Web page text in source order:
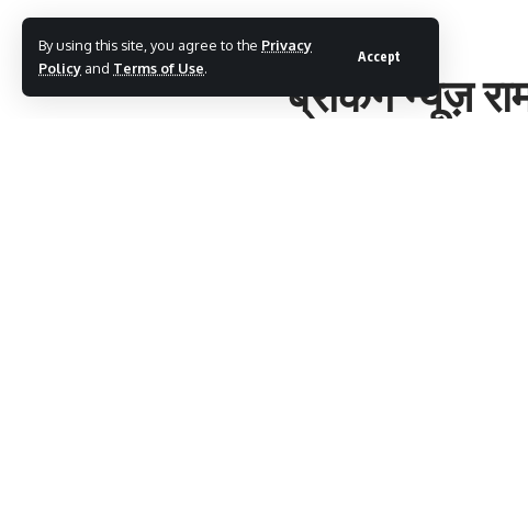
By using this site, you agree to the Privacy
Policy and Terms of Use.
Accept
ब्रेकिंग न्यूज़